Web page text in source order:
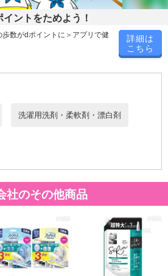
合算払い、クレジットカード、dポイン
同梱、お届けの日時指定はいたしかね
いただけない場合、商品の再発送や返
がございます。また商品によって発送
店よりお届けする商品は、ご利用いた
ことを目的としており、転売等は固く
が確認された場合は、サービス利用を停
イントをためよう！
数がdポイントに＞アプリで健
詳細は
こちら
洗濯用洗剤・柔軟剤・漂白剤
社のその他商品